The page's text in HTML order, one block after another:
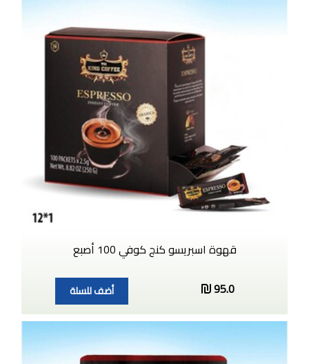
قهوة اسبريسو كنج كوفي 100 أصبع
95.0
أضف للسلة